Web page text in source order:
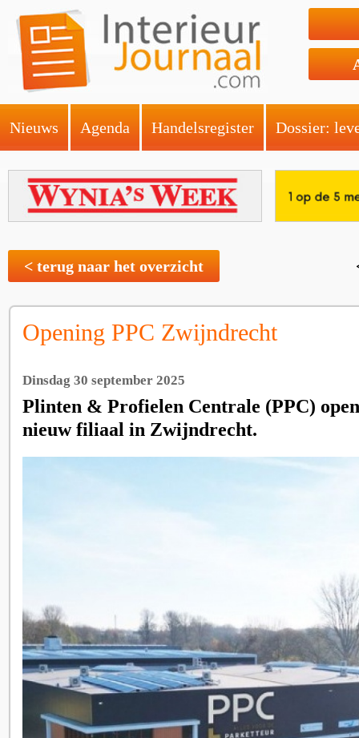
Nieuws Agenda Handelsregister Dossier:
< terug naar het overzicht
Opening PPC Zwijndrecht
Dinsdag 30 september 2025
Plinten & Profielen Centrale (PPC)
nieuw filiaal in Zwijndrecht.